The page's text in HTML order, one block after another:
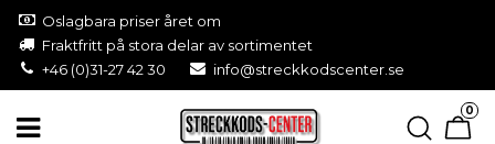
Oslagbara priser året om
Fraktfritt på stora delar av sortimentet
+46 (0)31-27 42 30
info@streckkodscenter.se
0